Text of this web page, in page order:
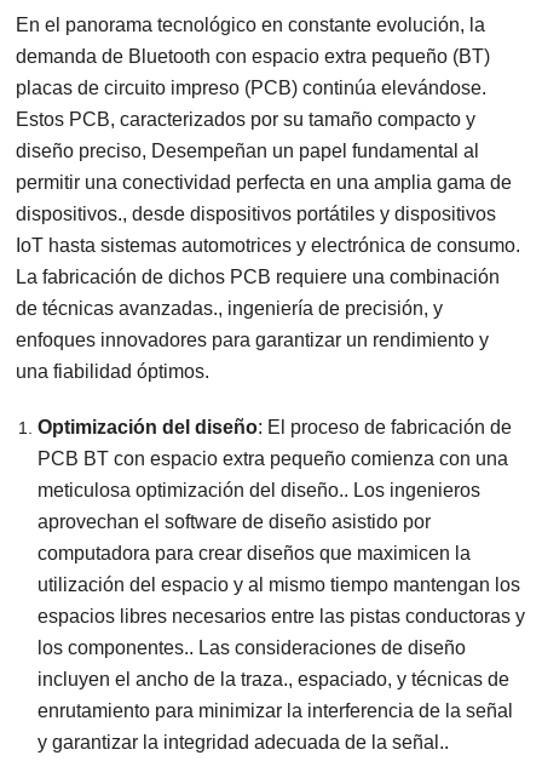
En el panorama tecnológico en constante evolución, la
demanda de Bluetooth con espacio extra pequeño (BT)
placas de circuito impreso (PCB) continúa elevándose.
Estos PCB, caracterizados por su tamaño compacto y
diseño preciso, Desempeñan un papel fundamental al
permitir una conectividad perfecta en una amplia gama de
dispositivos., desde dispositivos portátiles y dispositivos
IoT hasta sistemas automotrices y electrónica de consumo.
La fabricación de dichos PCB requiere una combinación
de técnicas avanzadas., ingeniería de precisión, y
enfoques innovadores para garantizar un rendimiento y
una fiabilidad óptimos.
Optimización del diseño: El proceso de fabricación de
PCB BT con espacio extra pequeño comienza con una
meticulosa optimización del diseño.. Los ingenieros
aprovechan el software de diseño asistido por
computadora para crear diseños que maximicen la
utilización del espacio y al mismo tiempo mantengan los
espacios libres necesarios entre las pistas conductoras y
los componentes.. Las consideraciones de diseño
incluyen el ancho de la traza., espaciado, y técnicas de
enrutamiento para minimizar la interferencia de la señal
y garantizar la integridad adecuada de la señal..